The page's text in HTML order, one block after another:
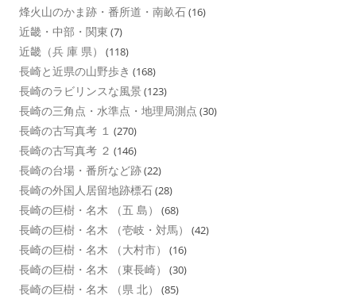
烽火山のかま跡・番所道・南畝石(16)
近畿・中部・関東 (7)
近畿（兵 庫 県） (118)
長崎と近県の山野歩き (168)
長崎のラビリンスな風景 (123)
長崎の三角点・水準点・地理局測点 (30)
長崎の古写真考 １ (270)
長崎の古写真考 ２ (146)
長崎の台場・番所など跡(22)
長崎の外国人居留地跡標石(28)
長崎の巨樹・名木 （五 島） (68)
長崎の巨樹・名木 （壱岐・対馬） (42)
長崎の巨樹・名木 （大村市） (16)
長崎の巨樹・名木 （東長崎） (30)
長崎の巨樹・名木 （県 北） (85)